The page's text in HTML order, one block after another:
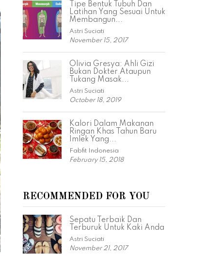
Tipe Bentuk Tubuh Dan
Latihan Yang Sesuai Untuk
Membangun...
Astri Suciati
November 15, 2017
Olivia Gresya: Ahli Gizi
Bukan Dokter Ataupun
Tukang Masak...
Astri Suciati
October 18, 2019
Kalori Dalam Makanan
Ringan Khas Tahun Baru
Imlek Yang...
Fabfit Indonesia
February 15, 2018
RECOMMENDED FOR YOU
Sepatu Terbaik Dan
Terburuk Untuk Kaki Anda
Astri Suciati
November 21, 2017